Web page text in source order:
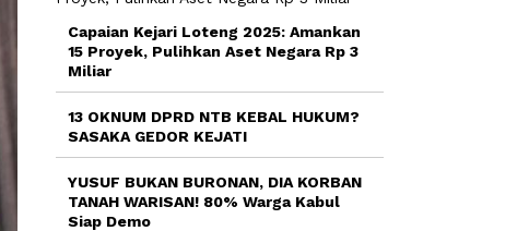
Capaian Kejari Loteng 2025: Amankan
15 Proyek, Pulihkan Aset Negara Rp 3
Miliar
13 OKNUM DPRD NTB KEBAL HUKUM?
SASAKA GEDOR KEJATI
YUSUF BUKAN BURONAN, DIA KORBAN
TANAH WARISAN! 80% Warga Kabul
Siap Demo